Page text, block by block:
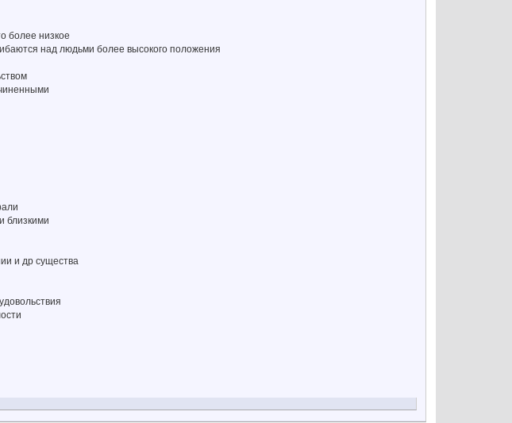
более низкое
над людьми более высокого положения
близкими
и др существа